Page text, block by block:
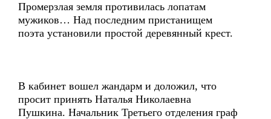
Промерзлая земля противилась лопатам
мужиков… Над последним пристанищем
поэта установили простой деревянный крест.
В кабинет вошел жандарм и доложил, что
просит принять Наталья Николаевна
Пушкина. Начальник Третьего отделения граф